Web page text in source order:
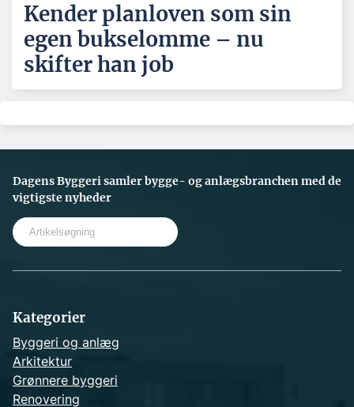
Kender planloven som sin
egen bukselomme – nu
skifter han job
Dagens Byggeri samler bygge- og anlægsbranchen med de
vigtigste nyheder
Kategorier
Byggeri og anlæg
Arkitektur
Grønnere byggeri
Renovering